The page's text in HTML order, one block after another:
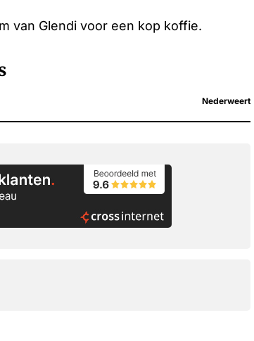
van Glendi voor een kop koffie.
Nederweert